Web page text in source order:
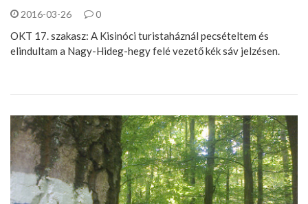
2016-03-26 0
OKT 17. szakasz: A Kisinóci turistaháznál pecsételtem és
elindultam a Nagy-Hideg-hegy felé vezető kék sáv jelzésen.